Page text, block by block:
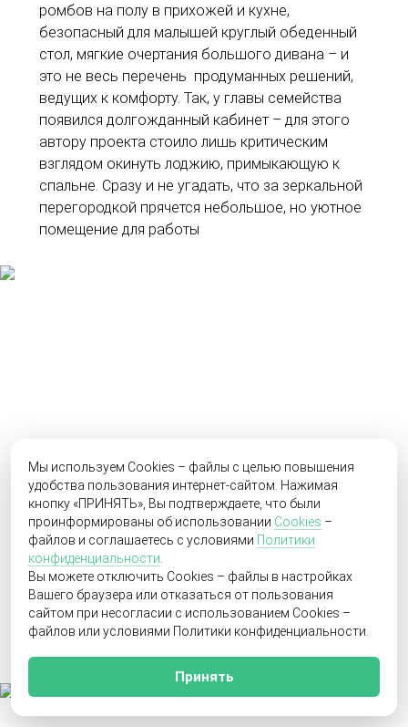
ромбов на полу в прихожей и кухне,
безопасный для малышей круглый обеденный
стол, мягкие очертания большого дивана – и
это не весь перечень продуманных решений,
ведущих к комфорту. Так, у главы семейства
появился долгожданный кабинет – для этого
автору проекта стоило лишь критическим
взглядом окинуть лоджию, примыкающую к
спальне. Сразу и не угадать, что за зеркальной
перегородкой прячется небольшое, но уютное
помещение для работы
Мы используем Cookies – файлы с целью повышения
удобства пользования интернет-сайтом. Нажимая
кнопку «ПРИНЯТЬ», Вы подтверждаете, что были
проинформированы об использовании Cookies –
файлов и соглашаетесь с условиями Политики
конфиденциальности
Вы можете отключить Cookies – файлы в настройках
Вашего браузера или отказаться от пользования
сайтом при несогласии с использованием Cookies –
файлов или условиями Политики конфиденциальности.
Принять